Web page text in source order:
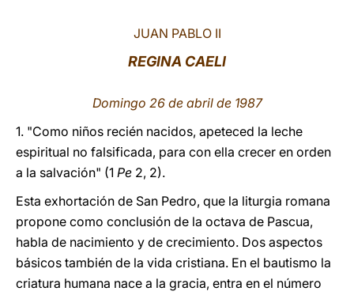
JUAN PABLO II
REGINA CAELI
Domingo 26 de abril de 1987
1. "Como niños recién nacidos, apeteced la leche
espiritual no falsificada, para con ella crecer en orden
a la salvación" (1 Pe 2, 2).
Esta exhortación de San Pedro, que la liturgia romana
propone como conclusión de la octava de Pascua,
habla de nacimiento y de crecimiento. Dos aspectos
básicos también de la vida cristiana. En el bautismo la
criatura humana nace a la gracia, entra en el número